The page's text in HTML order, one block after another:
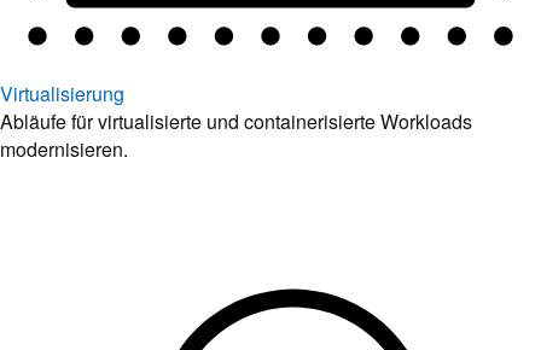
Virtualisierung
Abläufe für virtualisierte und containerisierte Workloads
modernisieren.